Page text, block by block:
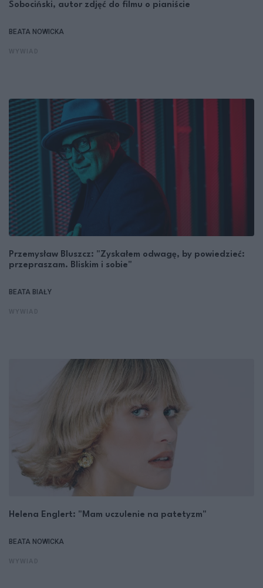
Sobociński, autor zdjęć do filmu o pianiście
BEATA NOWICKA
Przemysław Bluszcz: "Zyskałem odwagę, by powiedzieć:
przepraszam. Bliskim i sobie"
BEATA BIAŁY
Helena Englert: "Mam uczulenie na patetyzm"
BEATA NOWICKA